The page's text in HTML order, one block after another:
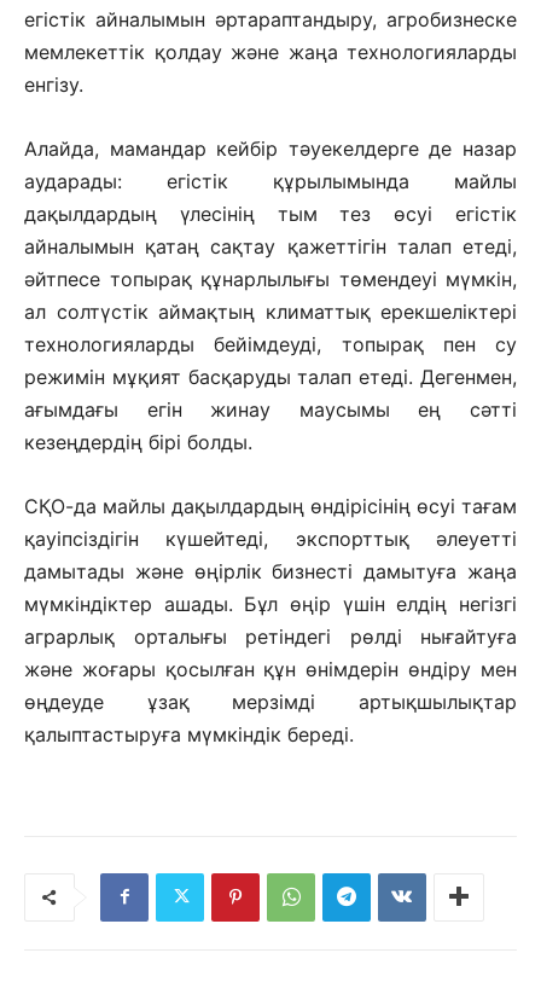
егістік айналымын әртараптандыру, агробизнеске
мемлекеттік қолдау және жаңа технологияларды
енгізу.
Алайда, мамандар кейбір тәуекелдерге де назар
аударады: егістік құрылымында майлы
дақылдардың үлесінің тым тез өсуі егістік
айналымын қатаң сақтау қажеттігін талап етеді,
әйтпесе топырақ құнарлылығы төмендеуі мүмкін,
ал солтүстік аймақтың климаттық ерекшеліктері
технологияларды бейімдеуді, топырақ пен су
режимін мұқият басқаруды талап етеді. Дегенмен,
ағымдағы егін жинау маусымы ең сәтті
кезеңдердің бірі болды.
СҚО-да майлы дақылдардың өндірісінің өсуі тағам
қауіпсіздігін күшейтеді, экспорттық әлеуетті
дамытады және өңірлік бизнесті дамытуға жаңа
мүмкіндіктер ашады. Бұл өңір үшін елдің негізгі
аграрлық орталығы ретіндегі рөлді нығайтуға
және жоғары қосылған құн өнімдерін өндіру мен
өңдеуде ұзақ мерзімді артықшылықтар
қалыптастыруға мүмкіндік береді.